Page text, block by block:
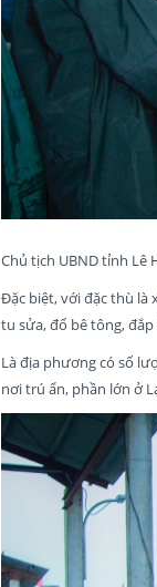
Chủ tịch UBND tỉnh Lê
Đặc biệt, với đặc thù là
tu sửa, đổ bê tông,
Là địa phương có số
nơi trú ẩn, phần lớn ở